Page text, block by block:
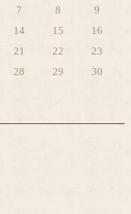
7 8
9
14 15
16
21 22
23
28 29
30